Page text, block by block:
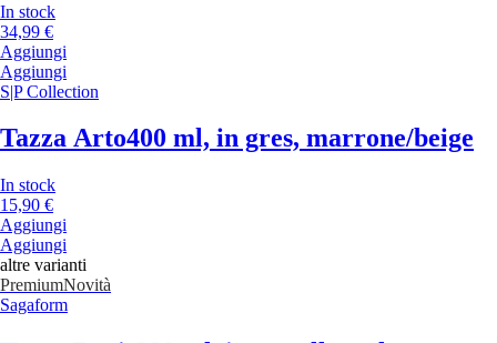
In stock
34,99 €
Aggiungi
Aggiungi
S|P Collection
Tazza Arto400 ml, in gres, marrone/beige
In stock
15,90 €
Aggiungi
Aggiungi
altre varianti
PremiumNovità
Sagaform